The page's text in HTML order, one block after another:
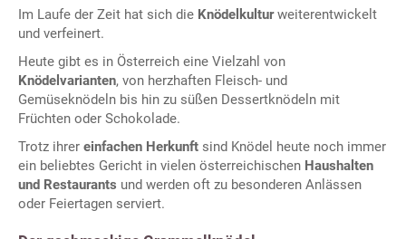
Im Laufe der Zeit hat sich die Knödelkulturweiterentwickelt
und verfeinert.
Heute gibt es in Österreich eine Vielzahl von
Knödelvarianten, von herzhaften Fleisch- und
Gemüseknödeln bis hin zu süßen Dessertknödeln mit
Früchten oder Schokolade.
Trotz ihrer einfachen Herkunft sind Knödel heute noch immer
ein beliebtes Gericht in vielen österreichischen Haushalten
und Restaurants und werden oft zu besonderen Anlässen
oder Feiertagen serviert.